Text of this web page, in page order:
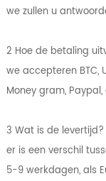
we zullen u
2 Hoe de betaling
we accepteren BTC,
Money gram, Paypal,
3 Wat is de levertijd?
er is een verschil
5-9 werkdagen, als